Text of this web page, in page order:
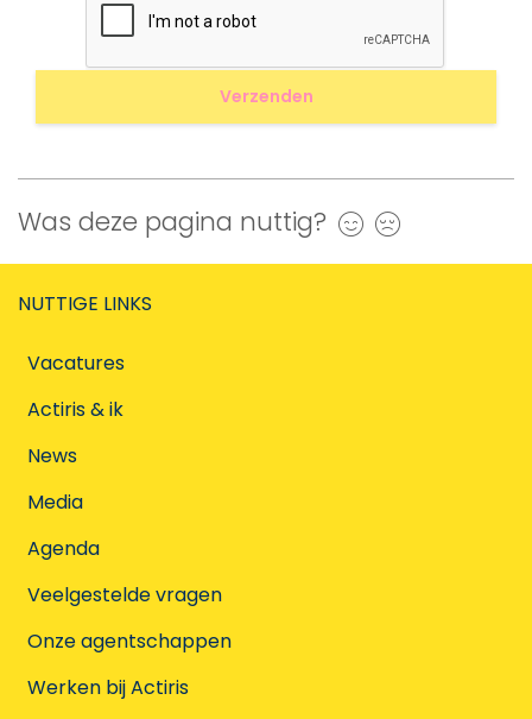
Was deze pagina nuttig? Ja
NUTTIGE LINKS
Vacatures
Actiris & ik
News
Media
Agenda
Veelgestelde vragen
Onze agentschappen
Werken bij Actiris